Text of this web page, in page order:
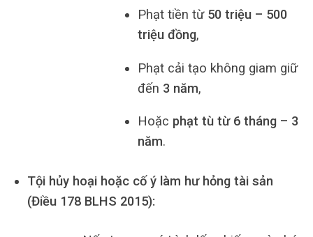
Phạt tiền từ 50 triệu – 500
triệu đồng,
Phạt cải tạo không giam giữ
đến 3 năm,
Hoặc phạt tù từ 6 tháng – 3
năm.
Tội hủy hoại hoặc cố ý làm hư hỏng tài sản
(Điều 178 BLHS 2015):